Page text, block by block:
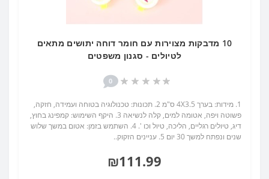
10 מדבקות מצוירות עם חומר דוחה יתושים מתאים
לטיולים - סגנון משפטים
0
1. מידות: בערך 4X3.5 ס"מ 2. תכונות: טכנולוגיה בטוחה ועמידה, חזקה,
פשוטה ויפה, אטומה למים, קלה לנשיאה 3. היקף השימוש: קמפינג בחוץ,
דיג, טיולים רגליים, הליכה, טיול וכו '. 4. השתמש בזמן: אטום במשך שלוש
שנים ונפתח למשך 30 יום 5. עניינים הזקוק..
₪111.99